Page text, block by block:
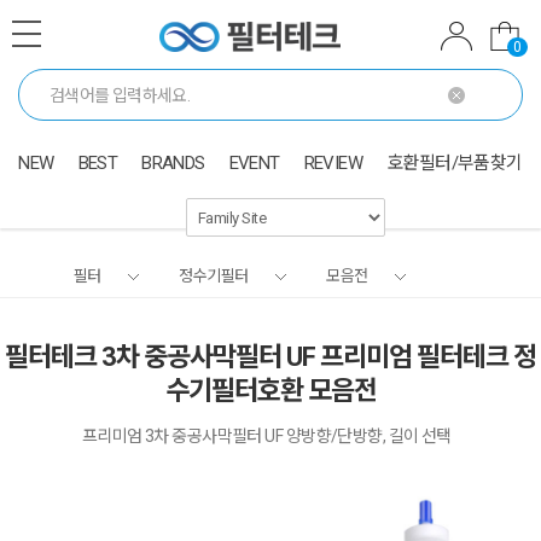
0
NEW BEST BRANDS EVENT REVIEW 호환필터/부품찾기
필터 정수기필터 모음전
필터테크 3차 중공사막필터 UF 프리미엄 필터테크 정
수기필터호환 모음전
프리미엄 3차 중공사막필터 UF 양방향/단방향, 길이 선택